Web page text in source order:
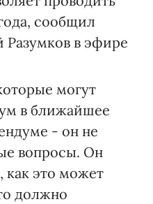
сообщил
в эфире
могут
в ближайшее
- он не
вопросы. Он
как это может
должно